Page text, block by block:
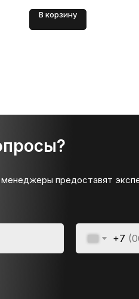
В корзину
+7
менеджеры предоставят